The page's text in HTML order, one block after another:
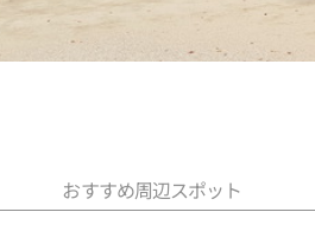
おすすめ周辺スポット